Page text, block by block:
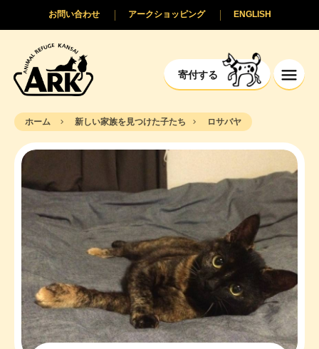
寄付する
ENGLISH
アークショッピング
お問い合わせ
ホーム 新しい家族を見つけた子たち ロサバヤ